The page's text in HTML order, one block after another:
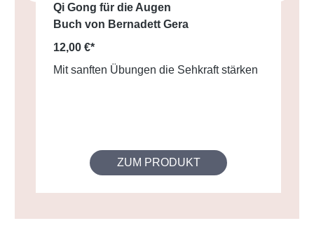
Qi Gong für die Augen
Buch von Bernadett Gera
12,00 €*
Mit sanften Übungen die Sehkraft stärken
ZUM PRODUKT